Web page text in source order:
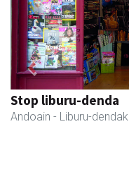
Stop liburu-denda
Andoain - Liburu-dendak
Previous